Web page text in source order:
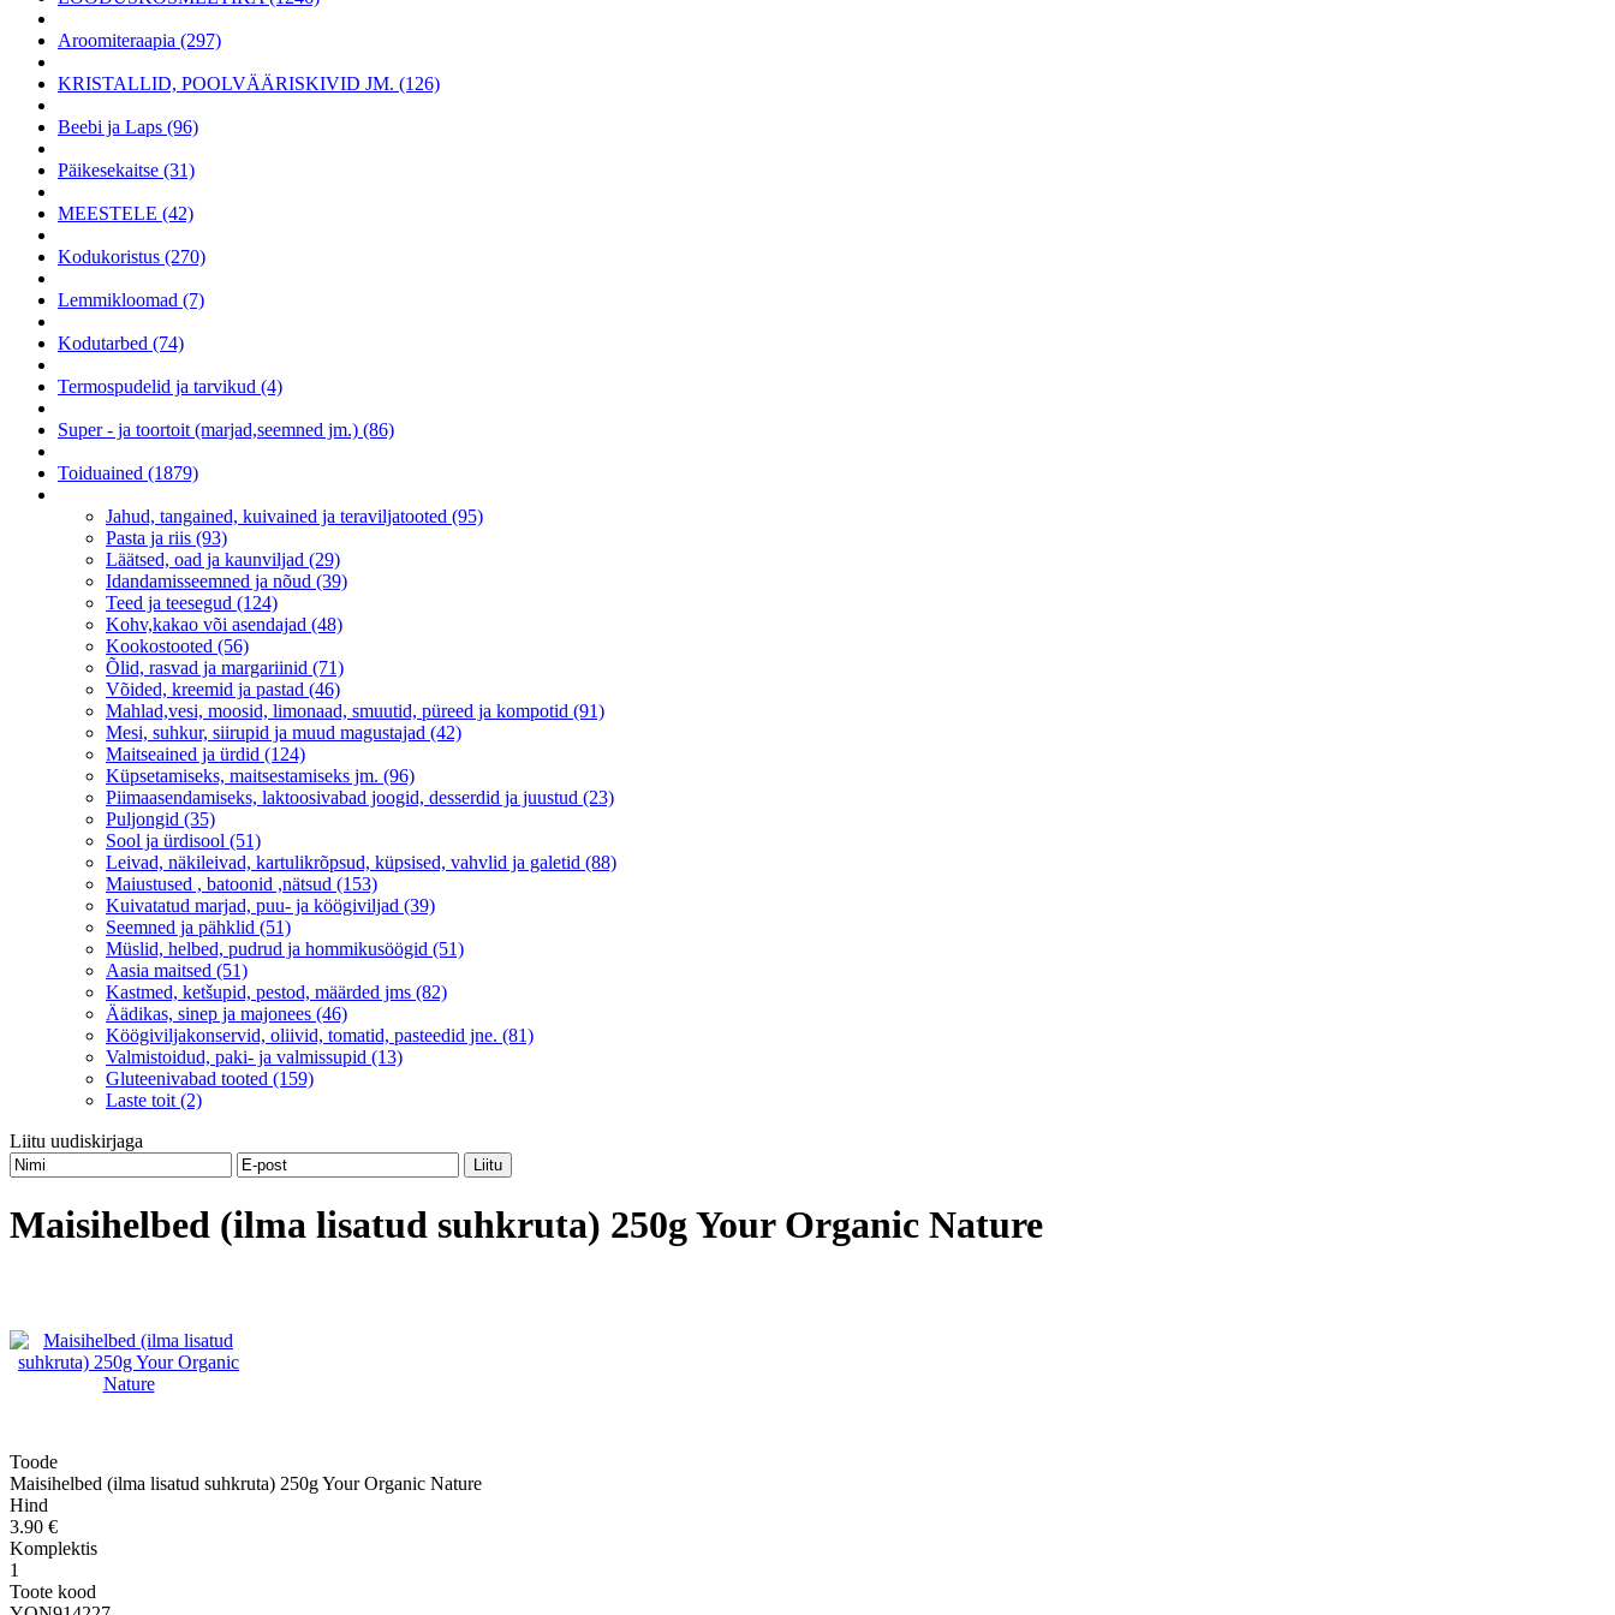
Aroomiteraapia (297)
KRISTALLID, POOLVÄÄRISKIVID JM. (126)
Beebi ja Laps (96)
Päikesekaitse (31)
MEESTELE (42)
Kodukoristus (270)
Lemmikloomad (7)
Kodutarbed (74)
Termospudelid ja tarvikud (4)
Super - ja toortoit (marjad,seemned jm.) (86)
Toiduained (1879)
Jahud, tangained, kuivained ja teraviljatooted (95)
Pasta ja riis (93)
Läätsed, oad ja kaunviljad (29)
Idandamisseemned ja nõud (39)
Teed ja teesegud (124)
Kohv,kakao või asendajad (48)
Kookostooted (56)
Õlid, rasvad ja margariinid (71)
Võided, kreemid ja pastad (46)
Mahlad,vesi, moosid, limonaad, smuutid, püreed ja kompotid (91)
Mesi, suhkur, siirupid ja muud magustajad (42)
Maitseained ja ürdid (124)
Küpsetamiseks, maitsestamiseks jm. (96)
Piimaasendamiseks, laktoosivabad joogid, desserdid ja juustud (23)
Puljongid (35)
Sool ja ürdisool (51)
Leivad, näkileivad, kartulikrõpsud, küpsised, vahvlid ja galetid (88)
Maiustused , batoonid ,nätsud (153)
Kuivatatud marjad, puu- ja köögiviljad (39)
Seemned ja pähklid (51)
Müslid, helbed, pudrud ja hommikusöögid (51)
Aasia maitsed (51)
Kastmed, ketšupid, pestod, määrded jms (82)
Äädikas, sinep ja majonees (46)
Köögiviljakonservid, oliivid, tomatid, pasteedid jne. (81)
Valmistoidud, paki- ja valmissupid (13)
Gluteenivabad tooted (159)
Laste toit (2)
Liitu uudiskirjaga
Maisihelbed (ilma lisatud suhkruta) 250g Your Organic Nature
Toode
Maisihelbed (ilma lisatud suhkruta) 250g Your Organic Nature
Hind
3.90 €
Komplektis
1
Toote kood